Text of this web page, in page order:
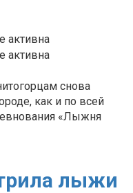
снова
как и по всей
«Лыжня
лыжи